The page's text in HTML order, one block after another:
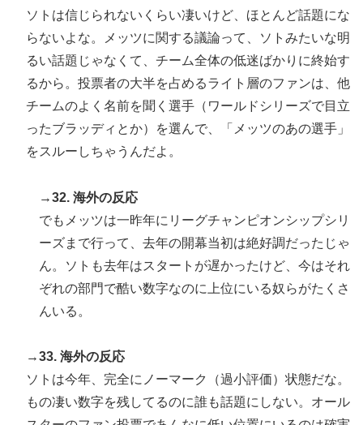
ソトは信じられないくらい凄いけど、ほとんど話題にな
らないよな。メッツに関する議論って、ソトみたいな明
るい話題じゃなくて、チーム全体の低迷ばかりに終始す
るから。投票者の大半を占めるライト層のファンは、他
チームのよく名前を聞く選手（ワールドシリーズで目立
ったブラッディとか）を選んで、「メッツのあの選手」
をスルーしちゃうんだよ。
→32. 海外の反応
でもメッツは一昨年にリーグチャンピオンシップシリ
ーズまで行って、去年の開幕当初は絶好調だったじゃ
ん。ソトも去年はスタートが遅かったけど、今はそれ
ぞれの部門で酷い数字なのに上位にいる奴らがたくさ
んいる。
→33. 海外の反応
ソトは今年、完全にノーマーク（過小評価）状態だな。
もの凄い数字を残してるのに誰も話題にしない。オール